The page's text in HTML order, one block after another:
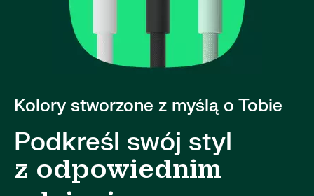
Kolory stworzone z myślą o Tobie
Podkreśl swój styl
z odpowiednim